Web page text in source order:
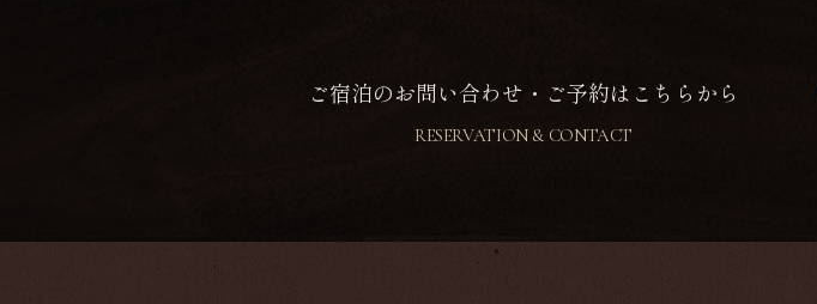
ご宿泊のお問い合わせ・ご予約はこちらから
RESERVATION & CONTACT